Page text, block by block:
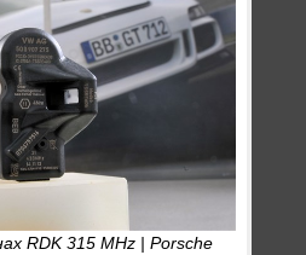
RDK 315 MHz | Porsche